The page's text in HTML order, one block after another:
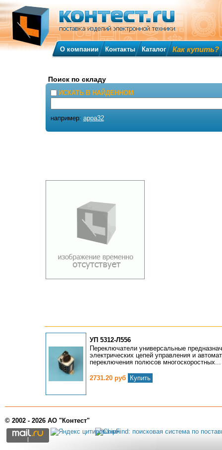
УП 5312-Л556
Переключатели универсальные
электрических цепей управления и
переключения полюсов многоскоростных...
2731.20 руб Купить
О компании Контакты Каталог Как купить?
Поиск по складу
ИСКАТЬ В НАЙДЕННОМ
например: appa32
© 2002 - 2026 АО "Контест"